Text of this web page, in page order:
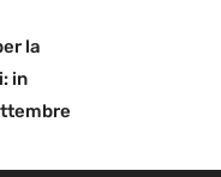
la
in